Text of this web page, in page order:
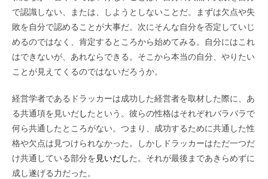
で認識しない、または、しようとしないことだ。まずは欠点や失
敗を自分で認めることが大事だ。次にそんな自分を否定していじ
めるのではなく、肯定するところから始めてみる。自分にはこれ
はできないが、あれならできる。そこから本当の自分、やりたい
ことが見えてくるのではないだろうか。
経営学者であるドラッカーは成功した経営者を取材した際に、あ
る共通項を見いだしたという。彼らの性格はそれぞれバラバラで
何ら共通したところがない。つまり、成功するために共通した性
格や欠点は見つけられなかった。しかしドラッカーはただ一つだ
け共通している部分を 見いだした。それが最後まであきらめずに
成し遂げる力だった。